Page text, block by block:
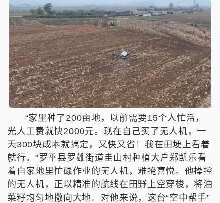
“家里种了200亩地，以前需要15个人忙活，
光人工费就快2000元。现在自己买了无人机，一
天300块成本就搞定，又快又省！我在田埂上看着
就行。”罗平县罗雄街道圭山村种植大户郑凯乐看
着自家地里忙碌作业的无人机，难掩喜悦。他操控
的无人机，正以精准的航线在田野上空穿梭，将油
菜籽均匀地撒向大地。对他来说，这台“空中帮手”